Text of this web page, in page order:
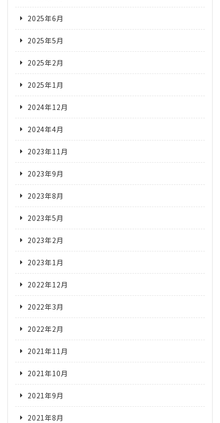
2025年6月
2025年5月
2025年2月
2025年1月
2024年12月
2024年4月
2023年11月
2023年9月
2023年8月
2023年5月
2023年2月
2023年1月
2022年12月
2022年3月
2022年2月
2021年11月
2021年10月
2021年9月
2021年8月